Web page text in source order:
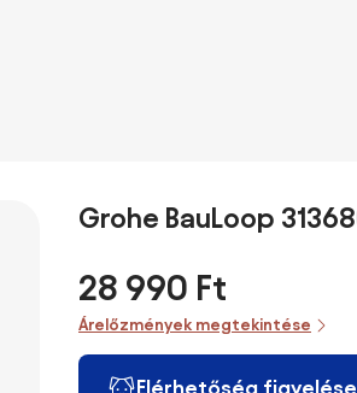
Grohe BauLoop
28 990 Ft
Árelőzmények megtekintése
Elérhetőség figyelése